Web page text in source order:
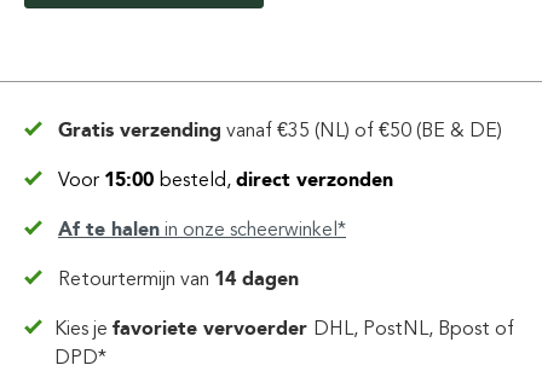
Gratis verzending vanaf €35 (NL) of €50 (BE & DE)
Voor 15:00 besteld, direct verzonden
Af te halen in onze scheerwinkel*
Retourtermijn van 14 dagen
Kies jefavoriete vervoerder DHL, PostNL, Bpost of
DPD*